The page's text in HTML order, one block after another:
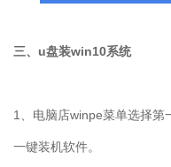
三、u盘装win10系统
1、电脑店winpe菜单选择第
一键装机软件。